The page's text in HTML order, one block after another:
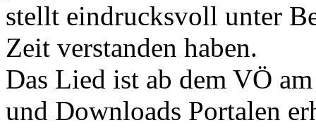
stellt eindrucksvoll unter
Zeit verstanden haben.
Das Lied ist ab dem VÖ
und Downloads Portalen